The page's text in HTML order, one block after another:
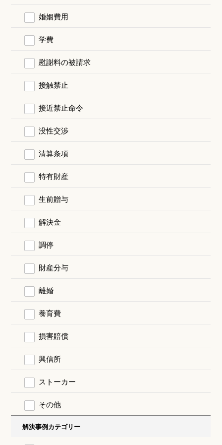
婚姻費用
学費
慰謝料の被請求
接触禁止
接近禁止命令
没性交渉
清算条項
特有財産
生前贈与
解決金
調停
財産分与
離婚
養育費
損害賠償
興信所
ストーカー
その他
解決事例カテゴリー